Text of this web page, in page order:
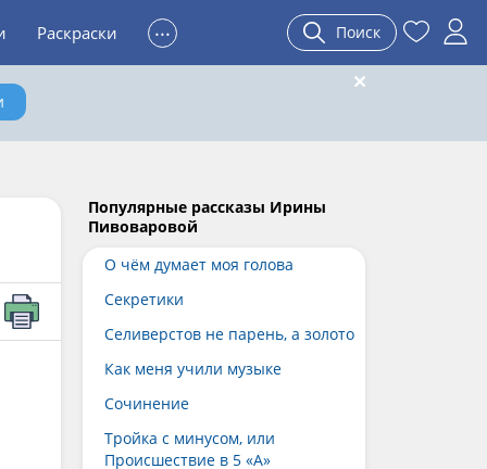
Раскраски ... Поиск
Популярные рассказы Ирины
Пивоваровой
О чём думает моя голова
Секретики
Селиверстов не парень, а золото
Как меня учили музыке
Сочинение
Тройка с минусом, или
Происшествие в 5 «А»